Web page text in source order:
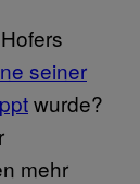
seiner
wurde?
mehr